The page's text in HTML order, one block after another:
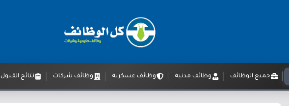
جميع الوظائف وظائف مدنية وظائف عسكرية وظائف شركات نتائج القبول